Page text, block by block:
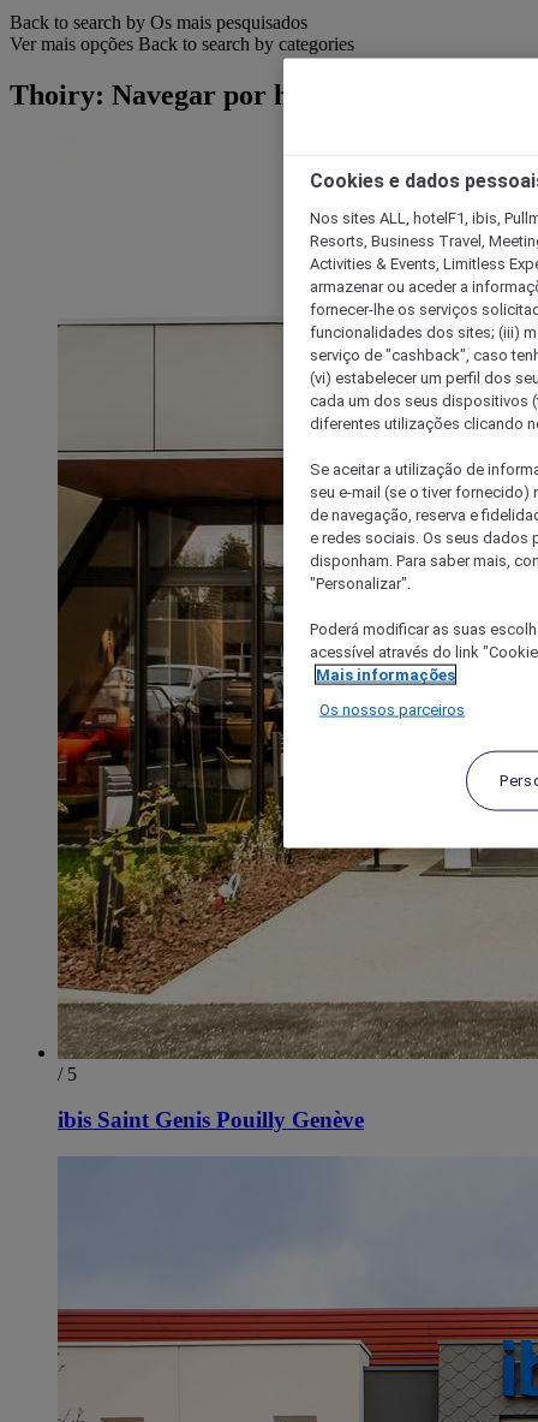
Back to search by Os mais pesquisados
Ver mais opções Back to search by categories
Thoiry: Navegar por hotéis
/ 5
ibis Saint Genis Pouilly Genève
Cookies e dados
Nos sites ALL, hotelF1, ibis,
Resorts, Business Travel,
Activities & Events, Limitless
armazenar ou aceder a
fornecer-lhe os serviços
funcionalidades dos sites; (iii)
serviço de "cashback", caso
(vi) estabelecer um perfil dos
cada um dos seus dispositivos
diferentes utilizações clicando
Se aceitar a utilização de
seu e-mail (se o tiver
de navegação, reserva e
e redes sociais. Os seus dados
disponham. Para saber mais,
"Personalizar".
Poderá modificar as suas
acessível através do link
Mais informações
Os nossos parceiros